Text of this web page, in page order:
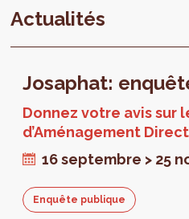
Actualités
Josaphat:
Donnez votre avis sur
d’Aménagement
16 septembre > 25
Enquête publique